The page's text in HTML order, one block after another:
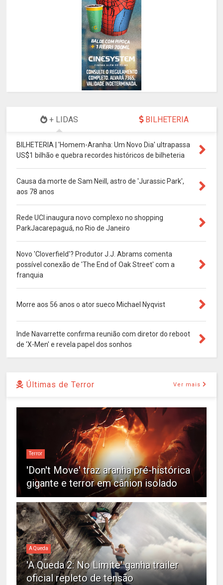
+ LIDAS BILHETERIA
BILHETERIA | 'Homem-Aranha: Um Novo Dia' ultrapassa
US$1 bilhão e quebra recordes históricos de bilheteria
Causa da morte de Sam Neill, astro de 'Jurassic Park',
aos 78 anos
Rede UCI inaugura novo complexo no shopping
ParkJacarepaguá, no Rio de Janeiro
Novo 'Cloverfield'? Produtor J.J. Abrams comenta
possível conexão de 'The End of Oak Street' com a
franquia
Morre aos 56 anos o ator sueco Michael Nyqvist
Inde Navarrette confirma reunião com diretor do reboot
de 'X-Men' e revela papel dos sonhos
Últimas de Terror Ver mais
Terror
'Don't Move' traz aranha pré-histórica
gigante e terror em cânion isolado
A Queda
'A Queda 2: No Limite' ganha trailer
oficial repleto de tensão